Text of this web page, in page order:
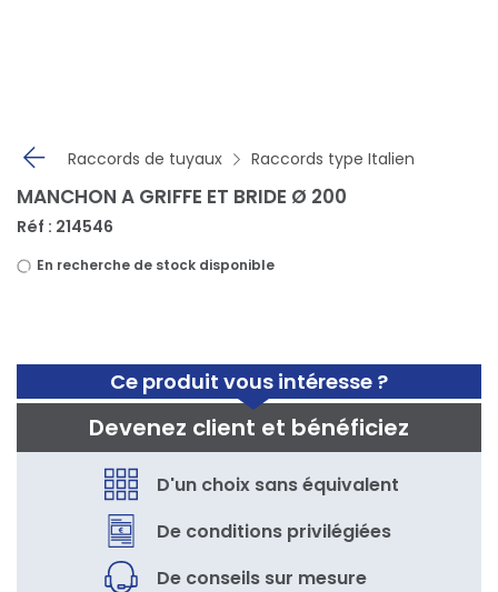
Raccords de tuyaux Raccords type Italien
Ce produit vous intéresse ?
Devenez client et bénéficiez
D'un choix sans équivalent
De conditions privilégiées
De conseils sur mesure
MANCHON A GRIFFE ET BRIDE Ø 200
Réf : 214546
En recherche de stock disponible